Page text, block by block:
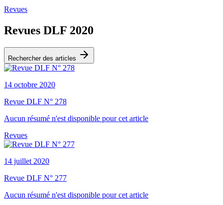
Revues
Revues DLF 2020
Rechercher des articles
14 octobre 2020
Revue DLF N° 278
Aucun résumé n'est disponible pour cet article
Revues
14 juillet 2020
Revue DLF N° 277
Aucun résumé n'est disponible pour cet article